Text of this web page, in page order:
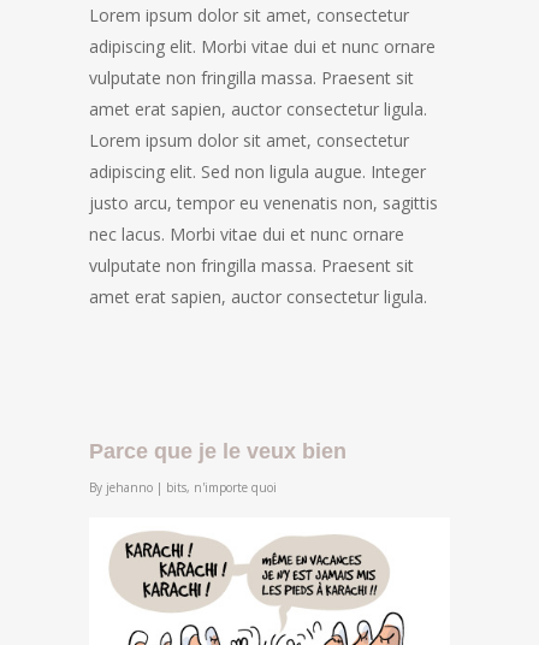
Lorem ipsum dolor sit amet, consectetur
adipiscing elit. Morbi vitae dui et nunc ornare
vulputate non fringilla massa. Praesent sit
amet erat sapien, auctor consectetur ligula.
Lorem ipsum dolor sit amet, consectetur
adipiscing elit. Sed non ligula augue. Integer
justo arcu, tempor eu venenatis non, sagittis
nec lacus. Morbi vitae dui et nunc ornare
vulputate non fringilla massa. Praesent sit
amet erat sapien, auctor consectetur ligula.
Parce que je le veux bien
By jehanno | bits, n'importe quoi